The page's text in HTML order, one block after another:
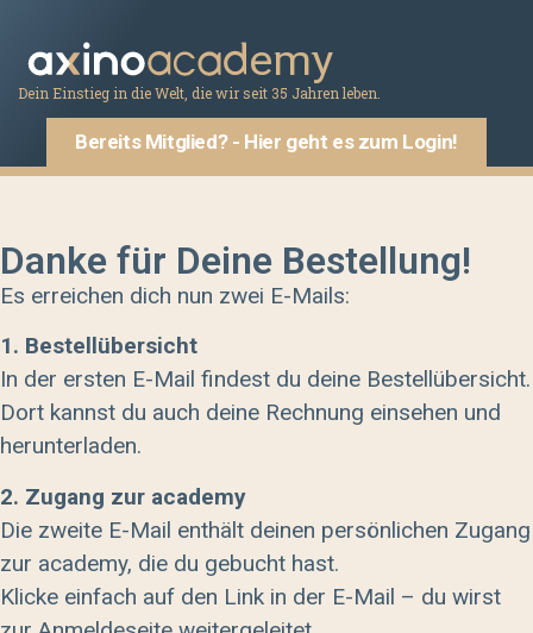
Dein Einstieg in die Welt, die wir seit 35 Jahren leben.
Bereits Mitglied? - Hier geht es zum Login!
Danke für Deine Bestellung!
Es erreichen dich nun zwei E-Mails:
1. Bestellübersicht
In der ersten E-Mail findest du deine Bestellübersicht.
Dort kannst du auch deine Rechnung einsehen und
herunterladen.
2. Zugang zur academy
Die zweite E-Mail enthält deinen persönlichen Zugang
zur academy, die du gebucht hast.
Klicke einfach auf den Link in der E-Mail – du wirst